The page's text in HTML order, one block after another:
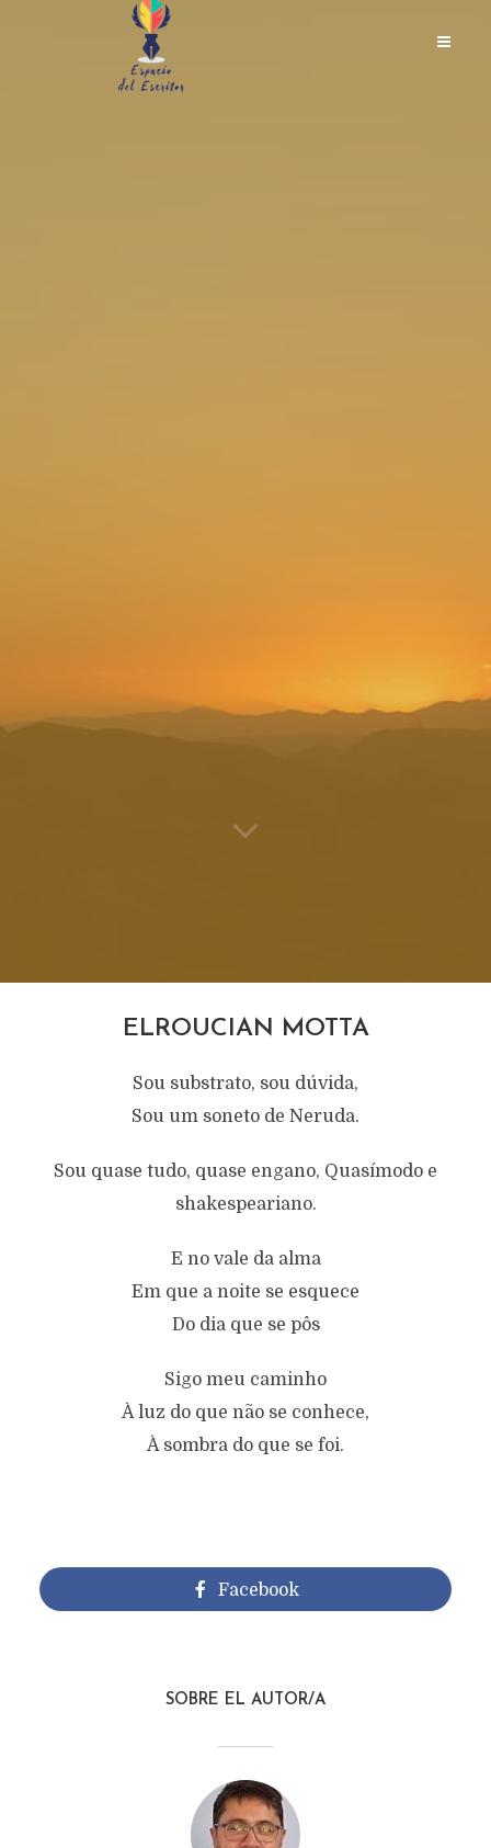
SUBSTRATO
Texto original deElroucian Motta
Verso 11 meses ago
ELROUCIAN MOTTA
Sou substrato, sou dúvida,
Sou um soneto de Neruda.
Sou quase tudo, quase engano, Quasímodo e
shakespeariano.
E no vale da alma
Em que a noite se esquece
Do dia que se pôs
Sigo meu caminho
À luz do que não se conhece,
À sombra do que se foi.
Facebook
SOBRE EL AUTOR/A